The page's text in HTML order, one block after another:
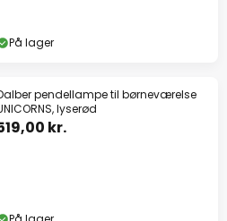
På lager
pendellampe til børneværelse
lyserød
kr.